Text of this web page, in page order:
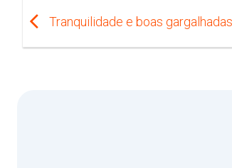
Tranquilidade e boas